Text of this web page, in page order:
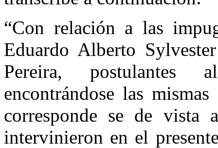
“Con relación a las
Eduardo Alberto
Pereira, postulantes
encontrándose las
corresponde se de vista
intervinieron en el